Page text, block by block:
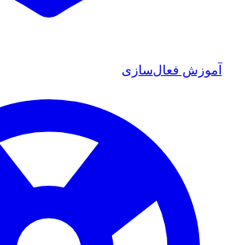
آموزش فعال‌سازی